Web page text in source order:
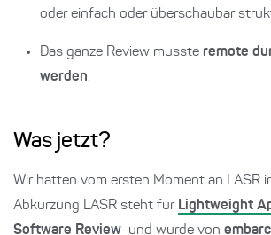
oder einfach oder überschaubar
Das ganze Review musste remote
werden.
Was jetzt?
Wir hatten vom ersten Moment an LASR
Abkürzung LASR steht für Lightweight
Software Review und wurde von embarc